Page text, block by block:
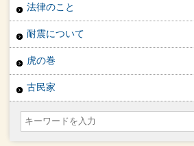
法律のこと
耐震について
虎の巻
古民家